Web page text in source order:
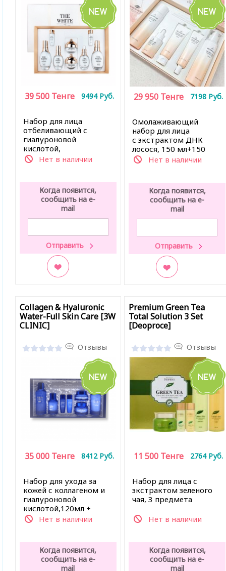
Набор для лица
отбеливающий с
гиалуроновой
кислотой,
120мл+120мл+50мл+50мл+30мл+30
Нет в наличии
39 500 Тенге 9494 Руб.
Когда появится,
сообщить на e-
mail
Омолаживающий
набор для лица
с экстрактом ДНК
лосося, 150 мл+150
мл+30 мл+50 мл+30 мл
Нет в наличии
29 950 Тенге 7198 Руб.
Когда появится,
сообщить на e-
mail
Collagen & Hyaluronic
Water-Full Skin Care [3W
CLINIC]
Отзывы
Набор для ухода за
кожей с коллагеном и
гиалуроновой
кислотой,120мл +
100мл + 45мл + 55г +
Нет в наличии
35 000 Тенге 8412 Руб.
Когда появится,
сообщить на e-
mail
Premium Green Tea
Total Solution 3 Set
[Deoproce]
Отзывы
Набор для лица с
экстрактом зеленого
чая, 3 предмета
Нет в наличии
11 500 Тенге 2764 Руб.
Когда появится,
сообщить на e-
mail